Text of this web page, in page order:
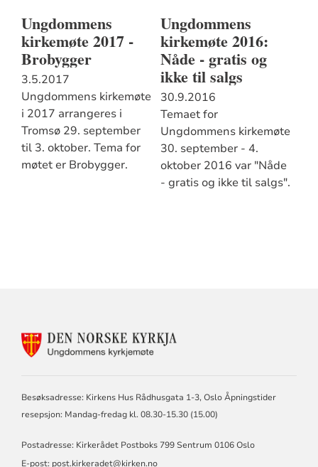
Ungdommens
kirkemøte 2017 -
Brobygger
3.5.2017
Ungdommens kirkemøte
i 2017 arrangeres i
Tromsø 29. september
til 3. oktober. Tema for
møtet er Brobygger.
Ungdommens
kirkemøte 2016:
Nåde - gratis og
ikke til salgs
30.9.2016
Temaet for
Ungdommens kirkemøte
30. september - 4.
oktober 2016 var "Nåde
- gratis og ikke til salgs".
KIRKE,
KIRKERÅDET
Besøksadresse: Kirkens Hus Rådhusgata 1-3, Oslo Åpningstider
resepsjon: Mandag-fredag kl. 08.30-15.30 (15.00)
Postadresse: Kirkerådet Postboks 799 Sentrum 0106 Oslo
E-post: post.kirkeradet@kirken.no